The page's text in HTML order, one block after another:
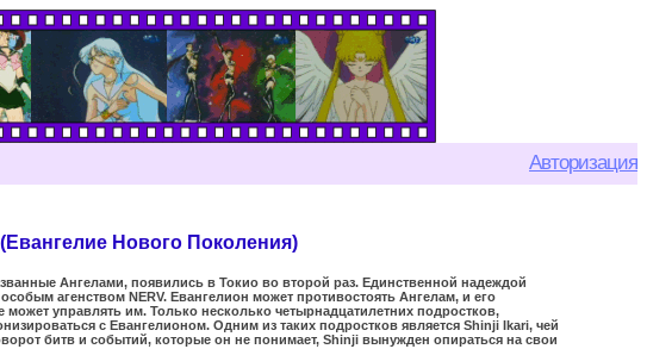
Авторизация
Нового Поколения)
Ангелами, появились в Токио во второй раз. Единственной надеждой
агенством NERV. Евангелион может противостоять Ангелам, и его
управлять им. Только несколько четырнадцатилетних подростков,
с Евангелионом. Одним из таких подростков является Shinji Ikari, чей
битв и событий, которые он не понимает, Shinji вынужден опираться на свои